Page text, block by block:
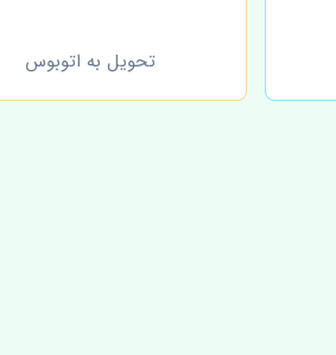
تحویل به اتوبوس